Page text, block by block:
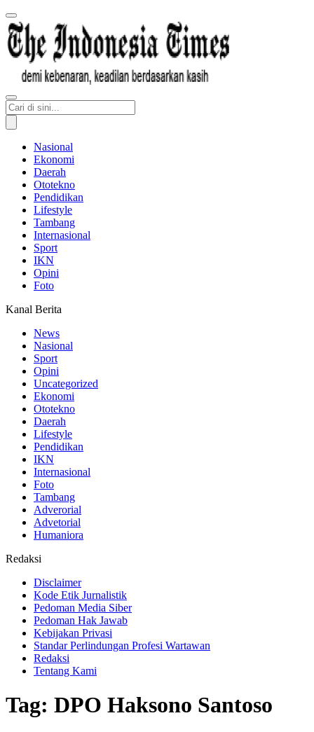
Nasional
Ekonomi
Daerah
Ototekno
Pendidikan
Lifestyle
Tambang
Internasional
Sport
IKN
Opini
Foto
Kanal Berita
News
Nasional
Sport
Opini
Uncategorized
Ekonomi
Ototekno
Daerah
Lifestyle
Pendidikan
IKN
Internasional
Foto
Tambang
Adverorial
Advetorial
Humaniora
Redaksi
Disclaimer
Kode Etik Jurnalistik
Pedoman Media Siber
Pedoman Hak Jawab
Kebijakan Privasi
Standar Perlindungan Profesi Wartawan
Redaksi
Tentang Kami
Tag: DPO Haksono Santoso